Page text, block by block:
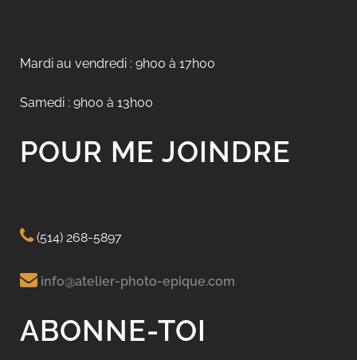
Mardi au vendredi : 9h00 à 17h00
Samedi : 9h00 à 13h00
POUR ME JOINDRE
(514) 268-5897
info@atelier-photo-epique.com
ABONNE-TOI